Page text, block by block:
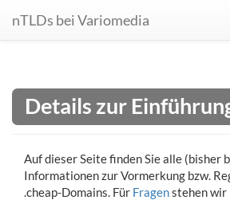
nTLDs bei Variomedia
Details zur
Auf dieser Seite finden Sie alle (bisher
Informationen zur Vormerkung bzw.
.cheap-Domains. Für Fragenstehen wir